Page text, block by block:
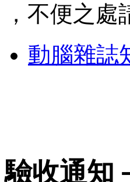
，不便之處
動腦雜誌
驗收通知